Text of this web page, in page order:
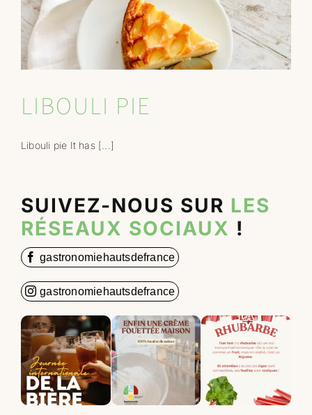
LIBOULI PIE
Libouli pie It has [...]
SUIVEZ-NOUS SUR LES
RÉSEAUX SOCIAUX !